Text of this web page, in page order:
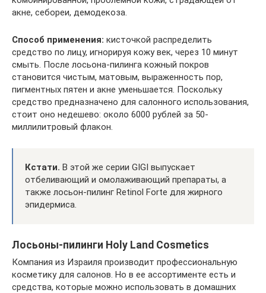
акне, себореи, демодекоза.
Способ применения: кисточкой распределить
средство по лицу, игнорируя кожу век, через 10 минут
смыть. После лосьона-пилинга кожный покров
становится чистым, матовым, выраженность пор,
пигментных пятен и акне уменьшается. Поскольку
средство предназначено для салонного использования,
стоит оно недешево: около 6000 рублей за 50-
миллилитровый флакон.
Кстати. В этой же серии GIGI выпускает
отбеливающий и омолаживающий препараты, а
также лосьон-пилинг Retinol Forte для жирного
эпидермиса.
Лосьоны-пилинги Holy Land Cosmetics
Компания из Израиля производит профессиональную
косметику для салонов. Но в ее ассортименте есть и
средства, которые можно использовать в домашних